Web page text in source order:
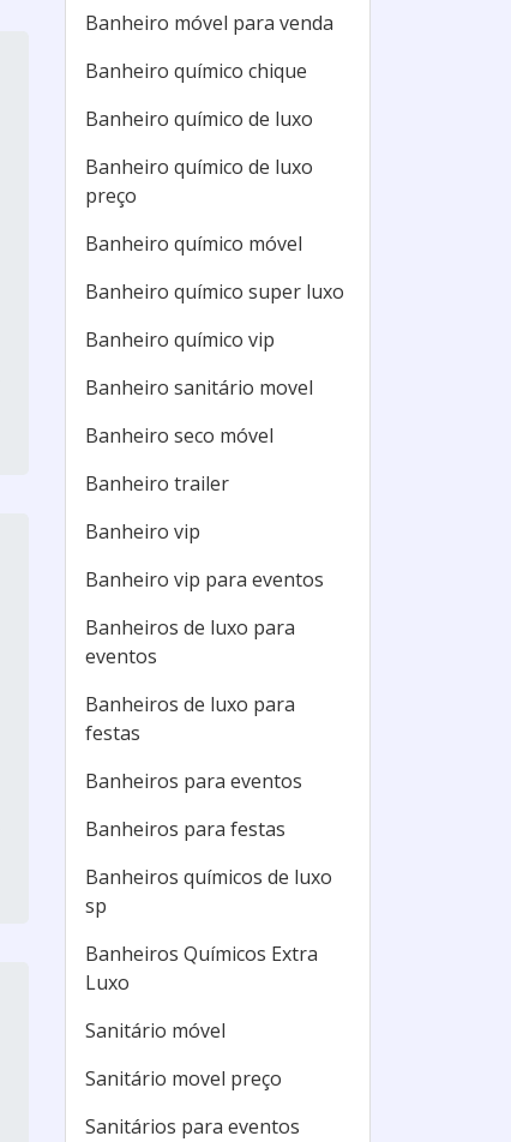
Banheiro móvel para venda
Banheiro químico chique
Banheiro químico de luxo
Banheiro químico de luxo
preço
Banheiro químico móvel
Banheiro químico super luxo
Banheiro químico vip
Banheiro sanitário movel
Banheiro seco móvel
Banheiro trailer
Banheiro vip
Banheiro vip para eventos
Banheiros de luxo para
eventos
Banheiros de luxo para
festas
Banheiros para eventos
Banheiros para festas
Banheiros químicos de luxo
sp
Banheiros Químicos Extra
Luxo
Sanitário móvel
Sanitário movel preço
Sanitários para eventos